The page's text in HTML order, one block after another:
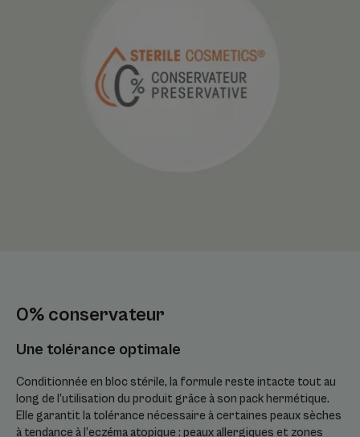
0% conservateur
Une tolérance optimale
Conditionnée en bloc stérile, la formule reste intacte tout au
long de l’utilisation du produit grâce à son pack hermétique.
Elle garantit la tolérance nécessaire à certaines peaux sèches
à tendance à l’eczéma atopique : peaux allergiques et zones